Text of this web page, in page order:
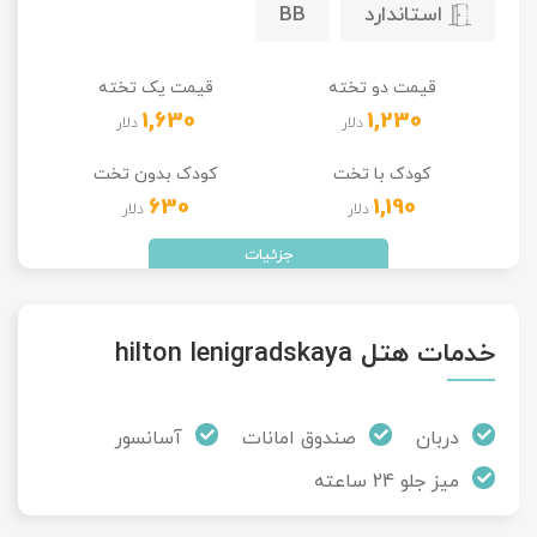
استاندارد BB
قیمت دو تخته
1,230 دلار
قیمت یک تخته
1,630 دلار
کودک با تخت
1,190 دلار
کودک بدون تخت
630 دلار
خدمات هتل hilton lenigradskaya
دربان صندوق امانات
آسانسور
میز جلو 24 ساعته
تور مرداب هسل
تور ترکمن صحرا